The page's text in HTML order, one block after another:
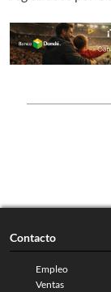
Contacto
Empleo
Ventas